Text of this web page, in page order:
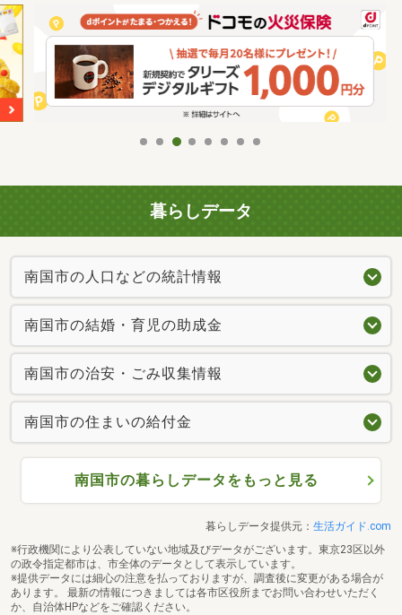
暮らしデータ
南国市の人口などの統計情報
南国市の結婚・育児の助成金
南国市の治安・ごみ収集情報
南国市の住まいの給付金
南国市の暮らしデータをもっと見る
暮らしデータ提供元： 生活ガイド.com
※行政機関により公表していない地域及びデータがございます。東京23区以外
の政令指定都市は、市全体のデータとして表示しています。
※提供データには細心の注意を払っておりますが、調査後に変更がある場合が
あります。 最新の情報につきましては各市区役所までお問い合わせいただく
か、自治体HPなどをご確認ください。